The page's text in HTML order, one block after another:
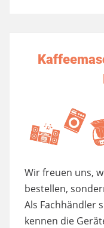
Wir freuen uns,
bestellen,
Als Fachhändler
kennen die